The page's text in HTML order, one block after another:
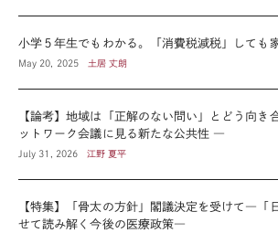
小学５年生でもわかる。「消費税減税」しても
May 20, 2025 土居 丈朗
【論考】地域は「正解のない問い」とどう向き
ットワーク会議に見る新たな公共性 ―
July 31, 2026 江野 夏平
【特集】「骨太の方針」閣議決定を受けて―「
せて読み解く今後の医療政策―